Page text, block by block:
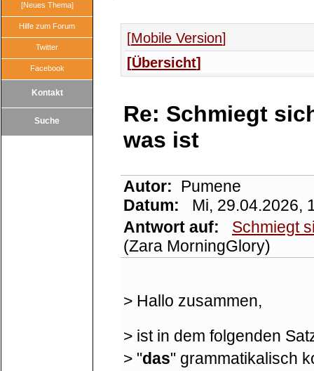
[Neues Thema]
Hilfe zum Forum
Twitter
Facebook
Kontakt
Suche
Mobile Version
Übersicht
Re: Schmiegt
was ist
Autor: Pumene
Datum:
Mi, 29.04.2026,
Antwort auf:
Schmiegt
(Zara MorningGlory)
> Hallo zusammen,
> ist in dem folgenden
> "das" grammatikalisch